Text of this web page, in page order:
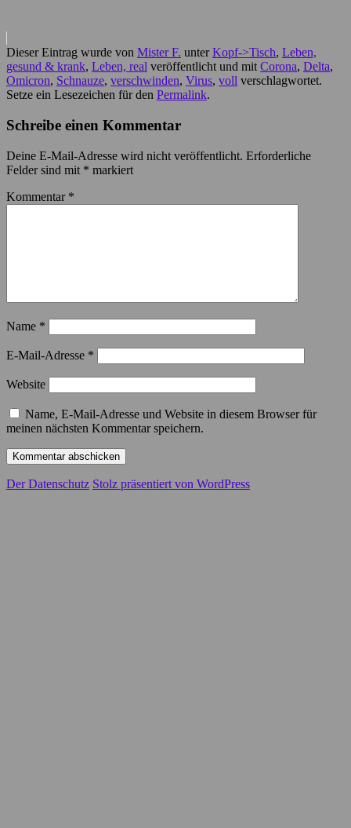
Dieser Eintrag wurde von Mister F. unterKopf->Tisch, Leben,
gesund & krank, Leben, real veröffentlicht und mit Corona, Delta,
Omicron, Schnauze, verschwinden, Virus, voll verschlagwortet.
Setze ein Lesezeichen für den Permalink.
Schreibe einen Kommentar
Deine E-Mail-Adresse wird nicht veröffentlicht. Erforderliche
Felder sind mit * markiert
Kommentar *
Name *
E-Mail-Adresse *
Website
Name, E-Mail-Adresse und Website in diesem Browser für
meinen nächsten Kommentar speichern.
Der Datenschutz Stolz präsentiert von WordPress